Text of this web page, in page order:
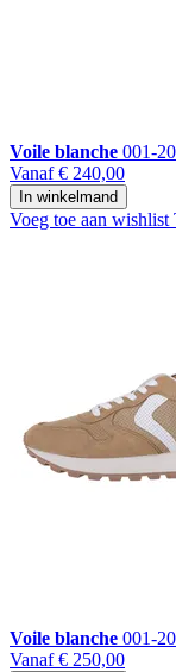
Voile blanche 001-
Vanaf € 240,00
In winkelmand
Voeg toe aan wishlist
Voile blanche 001-
Vanaf € 250,00